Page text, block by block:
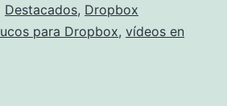
Destacados, Dropbox
para Dropbox, vídeos en